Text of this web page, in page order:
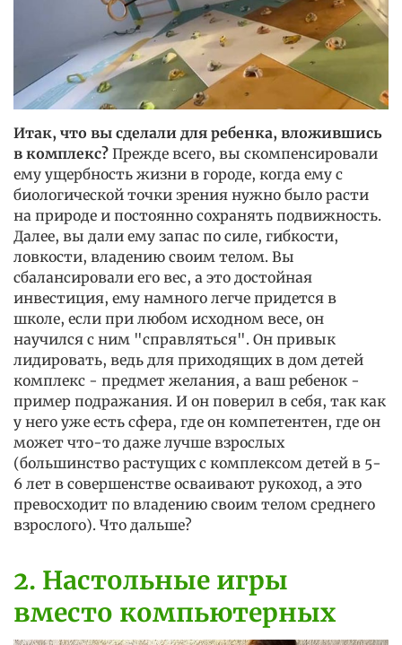
Итак, что вы сделали для ребенка, вложившись
в комплекс? Прежде всего, вы скомпенсировали
ему ущербность жизни в городе, когда ему с
биологической точки зрения нужно было расти
на природе и постоянно сохранять подвижность.
Далее, вы дали ему запас по силе, гибкости,
ловкости, владению своим телом. Вы
сбалансировали его вес, а это достойная
инвестиция, ему намного легче придется в
школе, если при любом исходном весе, он
научился с ним "справляться". Он привык
лидировать, ведь для приходящих в дом детей
комплекс - предмет желания, а ваш ребенок -
пример подражания. И он поверил в себя, так как
у него уже есть сфера, где он компетентен, где он
может что-то даже лучше взрослых
(большинство растущих с комплексом детей в 5-
6 лет в совершенстве осваивают рукоход, а это
превосходит по владению своим телом среднего
взрослого). Что дальше?
2. Настольные игры
вместо компьютерных